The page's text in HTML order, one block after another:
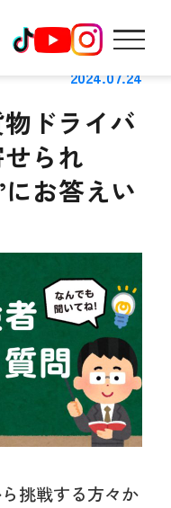
2024.07.24
物ドライバ
られ
お答えい
挑戦する方々か